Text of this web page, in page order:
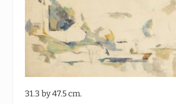
31.3 by 47.5 cm.